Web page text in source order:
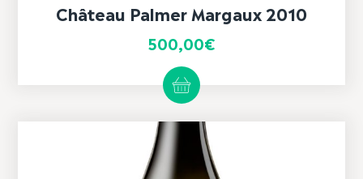
Château Palmer Margaux 2010
500,00€